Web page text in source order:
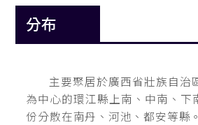
分布
主要聚居於廣西省壯族自治
為中心的環江縣上南、中南、下
份分散在南丹、河池、都安等縣。